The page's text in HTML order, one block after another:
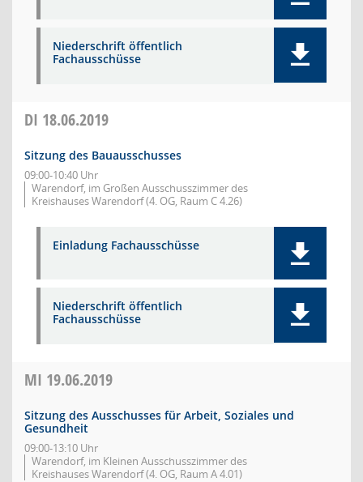
Niederschrift öffentlich
Fachausschüsse
DI 18.06.2019
Sitzung des Bauausschusses
09:00-10:40 Uhr
Warendorf, im Großen Ausschusszimmer des
Kreishauses Warendorf (4. OG, Raum C 4.26)
Einladung Fachausschüsse
Niederschrift öffentlich
Fachausschüsse
MI 19.06.2019
Sitzung des Ausschusses für Arbeit, Soziales und
Gesundheit
09:00-13:10 Uhr
Warendorf, im Kleinen Ausschusszimmer des
Kreishauses Warendorf (4. OG, Raum A 4.01)